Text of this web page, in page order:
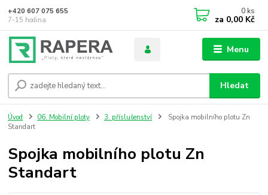
Menu
Hledat
+420 607 075 655
7-15 hodina
0 ks
za 0,00 Kč
Úvod 06. Mobilní ploty 3. příslušenství
Spojka mobilního plotu Zn
Standart
Spojka mobilního plotu Zn
Standart